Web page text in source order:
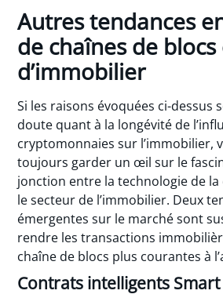
Autres tendances
de chaînes de blocs
d’immobilier
Si les raisons évoquées ci-dessus
doute quant à la longévité de
cryptomonnaies sur l’immobilier,
toujours garder un œil sur le
jonction entre la technologie de la
le secteur de l’immobilier. Deux
émergentes sur le marché sont
rendre les transactions
chaîne de blocs plus courantes à
Contrats intelligents